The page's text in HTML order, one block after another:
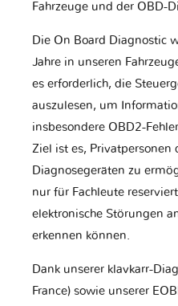
Fahrzeuge und der OBD-
Die On Board Diagnostic
Jahre in unseren
es erforderlich, die
auszulesen, um
insbesondere OBD2-
Ziel ist es, Privatpersonen
Diagnosegeräten zu
nur für Fachleute
elektronische Störungen
erkennen können.
Dank unserer klavkarr-
France) sowie unserer